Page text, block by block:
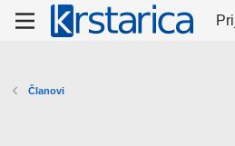
Članovi